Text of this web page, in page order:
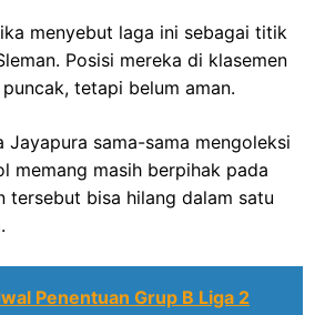
menyebut laga ini sebagai titik
Posisi mereka di klasemen
tetapi belum aman.
Jayapura sama-sama mengoleksi
memang masih berpihak pada
tersebut bisa hilang dalam satu
Penentuan Grup B Liga 2